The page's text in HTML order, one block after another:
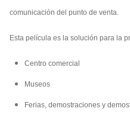
comunicación del punto de venta.
Esta película es la solución para la
Centro comercial
Museos
Ferias, demostraciones y